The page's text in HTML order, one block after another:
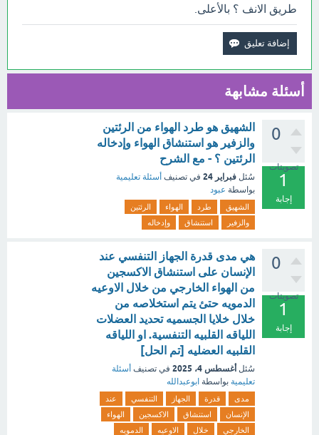
طريق الانف ؟ بالأعلى.
أسئلة مشابهة
0
تصويتات
1
إجابة
الشهيق هو طرد الهواء من الرئتين
والزفير هو استنشاق الهواء وإدخاله
الرئتين ؟ - مع الشرح
سُئل فبراير 24 في تصنيف أسئلة تعليمية
بواسطة عبود
الشهيق طرد الهواء
الرئتين
والزفير
استنشاق وإدخاله
0
تصويتات
1
إجابة
هي مدى قدرة الجهاز التنفسي عند
الإنسان على استنشاق الاكسجين
من الهواء الخارجي من خلال الاوعيه
الدمويه حتئ يتم استخلاصه من
خلال خلايا الجسميه تحديد العضلات
اللياقه القلبيه التنفسية. او اللياقه
القلبيه العضليه [تم الحل]
سُئل أغسطس 4، 2025 في تصنيف أسئلة
تعليمية بواسطة ابوعبدالله
مدى قدرة الجهاز التنفسي
عند
الإنسان
استنشاق الاكسجين
الهواء
الخارجي
خلال الاوعيه
الدمويه